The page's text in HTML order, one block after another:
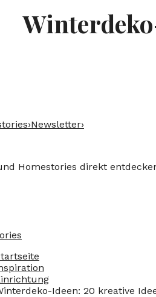
›Newsletter›
Homestories direkt
Ideen: 20 kreative